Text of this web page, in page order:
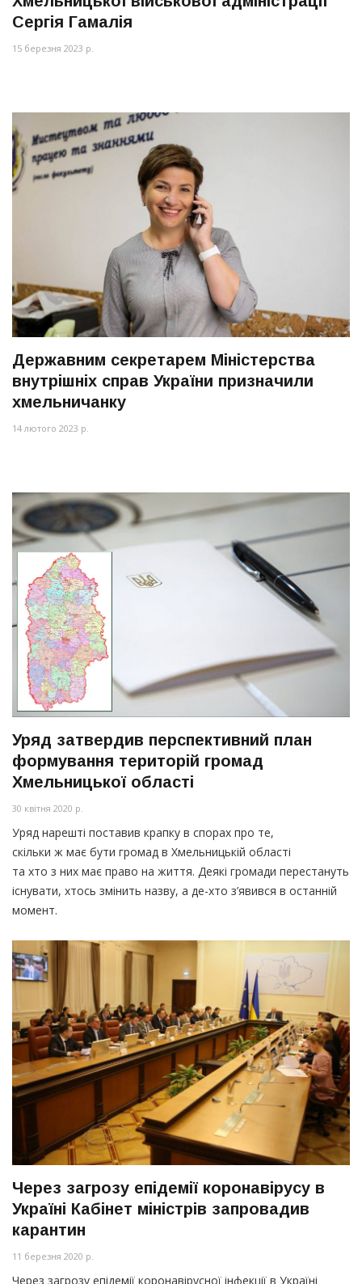
Сергія Гамалія
15 березня 2023 р.
Державним секретарем Міністерства
внутрішніх справ України призначили
хмельничанку
14 лютого 2023 р.
Уряд затвердив перспективний план
формування територій громад
Хмельницької області
30 квітня 2020 р.
Уряд нарешті поставив крапку в спорах про те,
скільки ж має бути громад в Хмельницькій області
та хто з них має право на життя. Деякі громади перестануть
існувати, хтось змінить назву, а де-хто з’явився в останній
момент.
Через загрозу епідемії коронавірусу в
Україні Кабінет міністрів запровадив
карантин
11 березня 2020 р.
Через загрозу епідемії коронавірусної інфекції в Україні